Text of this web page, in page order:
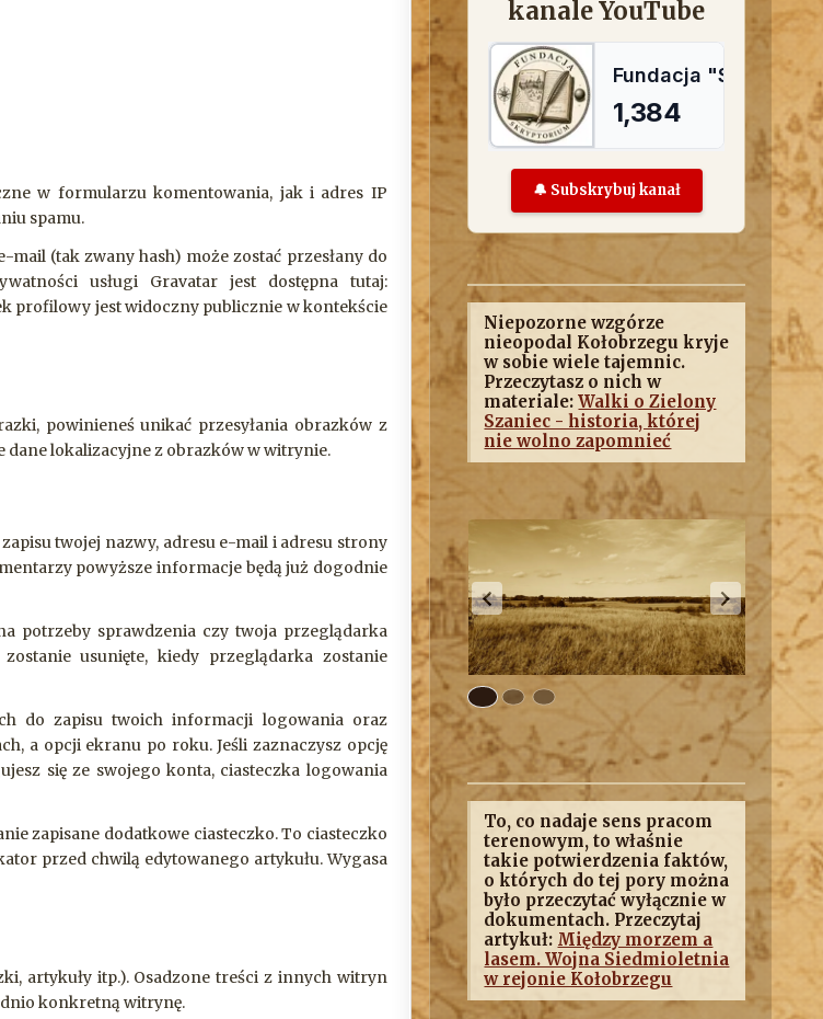
w formularzu komentowania, jak i adres IP
spamu.
(tak zwany hash) może zostać przesłany do
usługi Gravatar jest dostępna tutaj:
profilowy jest widoczny publicznie w kontekście
powinieneś unikać przesyłania obrazków z
dane lokalizacyjne z obrazków w witrynie.
twojej nazwy, adresu e-mail i adresu strony
powyższe informacje będą już dogodnie
potrzeby sprawdzenia czy twoja przeglądarka
usunięte, kiedy przeglądarka zostanie
do zapisu twoich informacji logowania oraz
a opcji ekranu po roku. Jeśli zaznaczysz opcję
się ze swojego konta, ciasteczka logowania
zapisane dodatkowe ciasteczko. To ciasteczko
przed chwilą edytowanego artykułu. Wygasa
artykuły itp.). Osadzone treści z innych witryn
konkretną witrynę.
kanale YouTube
🔔 Subskrybuj kanał
Niepozorne wzgórze
nieopodal Kołobrzegu kryje
w sobie wiele tajemnic.
Przeczytasz o nich w
materiale:Walki o Zielony
Szaniec - historia, której
nie wolno zapomnieć
To, co nadaje sens pracom
terenowym, to właśnie
takie potwierdzenia faktów,
o których do tej pory można
było przeczytać wyłącznie w
dokumentach. Przeczytaj
artykuł: Między morzem a
lasem. Wojna Siedmioletnia
w rejonie Kołobrzegu